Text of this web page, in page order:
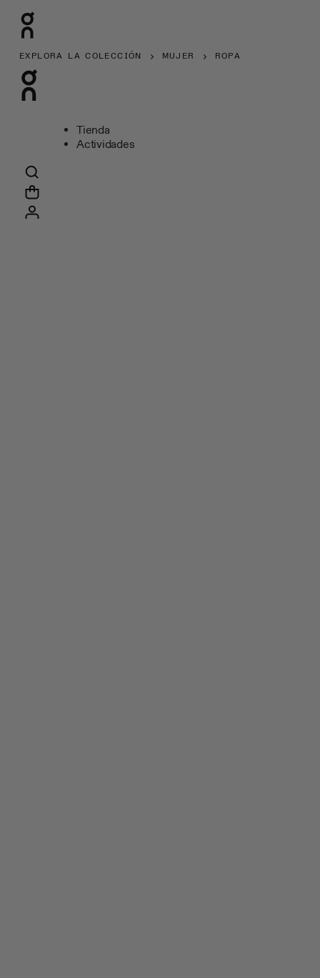
EXPLORA LA COLECCIÓN MUJER ROPA
Tienda
Actividades